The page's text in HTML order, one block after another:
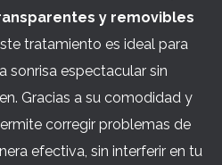
y removibles
tratamiento es ideal para
sonrisa espectacular sin
Gracias a su comodidad y
corregir problemas de
efectiva, sin interferir en tu